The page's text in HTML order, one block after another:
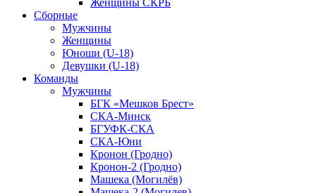
Женщины СКРБ
Сборные
Мужчины
Женщины
Юноши (U-18)
Девушки (U-18)
Команды
Мужчины
БГК «Мешков Брест»
СКА-Минск
БГУФК-СКА
СКА-Юни
Кронон (Гродно)
Кронон-2 (Гродно)
Машека (Могилёв)